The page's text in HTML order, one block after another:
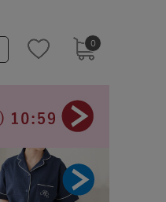
0